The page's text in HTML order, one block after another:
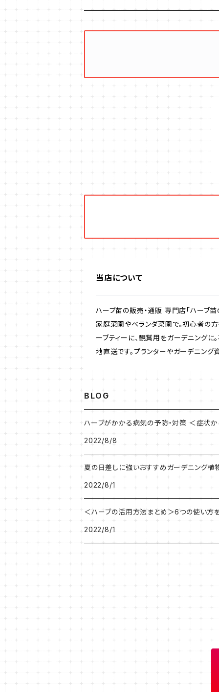
ニンジンのコンパニオン
ガーデンベジタ・イタリア野菜
いちご
木製プランター
当店について
ハーブ苗の販売・通販 専門店「ハーブ苗
家庭菜園やベランダ菜園で。初心者の方
ーブティーに、観賞用をガーデニング
地直送です。プランターやガーデニング
BLOG
ハーブがかかる病気の予防・対策 ＜症状
2022/8/8
夏の日差しに強いおすすめガーデニング植
2022/8/1
＜ハーブの活用方法まとめ＞6つの使い方
2022/8/1